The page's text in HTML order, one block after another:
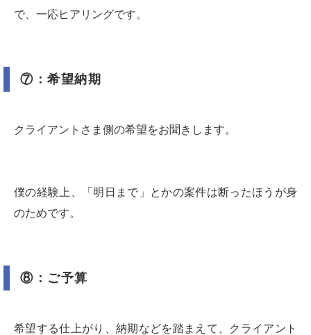
で、一応ヒアリングです。
⑦：希望納期
クライアントさま側の希望をお聞きします。
僕の経験上、「明日まで」とかの案件は断ったほうが身
のためです。
⑧：ご予算
希望する仕上がり、納期などを踏まえて、クライアント